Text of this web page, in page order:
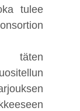
tulee